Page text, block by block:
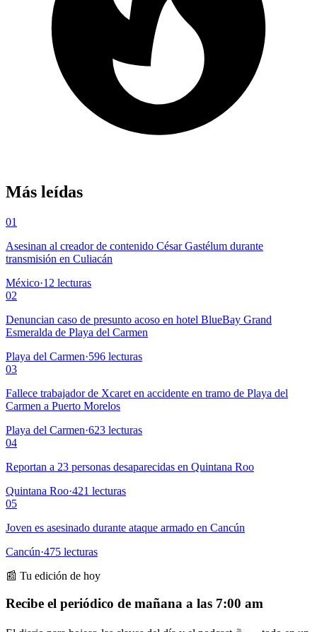
Más leídas
01
Asesinan al creador de contenido César Gastélum durante
transmisión en Culiacán
México·12 lecturas
02
Denuncian caso de presunto acoso en hotel BlueBay Grand
Esmeralda de Playa del Carmen
Playa del Carmen·596 lecturas
03
Fallece trabajador de Xcaret en accidente en tramo de Playa del
Carmen a Puerto Morelos
Playa del Carmen·623 lecturas
04
Reportan a 23 personas desaparecidas en Quintana Roo
Quintana Roo·421 lecturas
05
Joven es asesinado durante ataque armado en Cancún
Cancún·475 lecturas
📰 Tu edición de hoy
Recibe el periódico de mañana a las 7:00 am